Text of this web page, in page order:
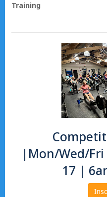
Training
|Mon/Wed/
17 |